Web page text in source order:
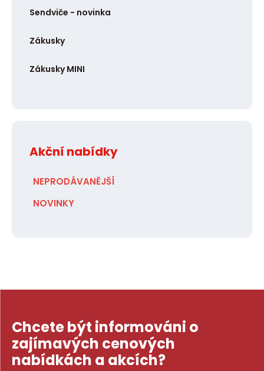
Sendviče - novinka
Zákusky
Zákusky MINI
Akční nabídky
NEPRODÁVANĚJŠÍ
NOVINKY
Chcete být informováni o
zajímavých cenových
nabídkách a akcích?